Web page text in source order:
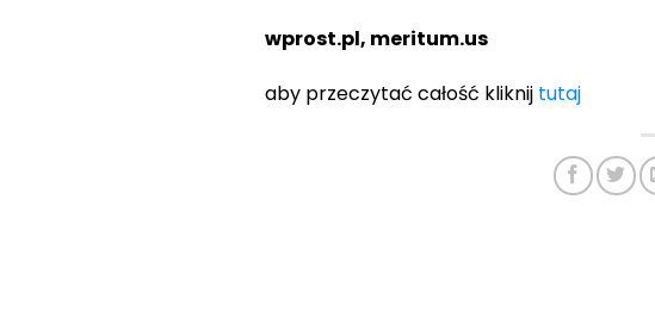
wprost.pl, meritum.us
aby przeczytać całość kliknij tutaj